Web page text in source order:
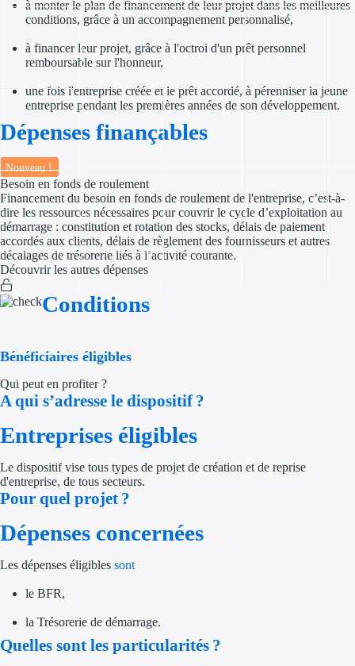
Aides Urssaf
Prêt
Avance
Garantie
Simulateur d'éligibilité
à monter le plan de financement de leur projet dans les meilleures
conditions, grâce à un accompagnement personnalisé,
à financer leur projet, grâce à l'octroi d'un prêt personnel
remboursable sur l'honneur,
une fois l'entreprise créée et le prêt accordé, à pérenniser la jeune
entreprise pendant les premières années de son développement.
Dépenses finançables
Nouveau !
Besoin en fonds de roulement
Financement du besoin en fonds de roulement de l'entreprise, c’est-à-
dire les ressources nécessaires pour couvrir le cycle d’exploitation au
démarrage : constitution et rotation des stocks, délais de paiement
accordés aux clients, délais de règlement des fournisseurs et autres
décalages de trésorerie liés à l’activité courante.
Découvrir les autres dépenses
Conditions
Bénéficiaires éligibles
Qui peut en profiter ?
A qui s’adresse le dispositif ?
Entreprises éligibles
Le dispositif vise tous types de projet de création et de reprise
d'entreprise, de tous secteurs.
Pour quel projet ?
Dépenses concernées
Les dépenses éligibles sont
le BFR,
la Trésorerie de démarrage.
Quelles sont les particularités ?